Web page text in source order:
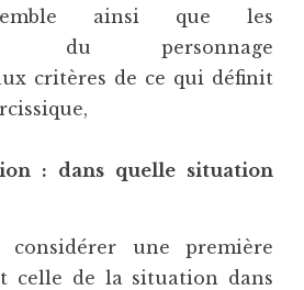
ainsi que les
du personnage
critères de ce qui définit
: dans quelle situation
une première
celle de la situation dans